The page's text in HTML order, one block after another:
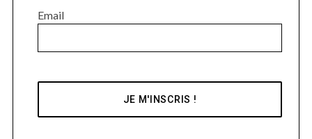
Email